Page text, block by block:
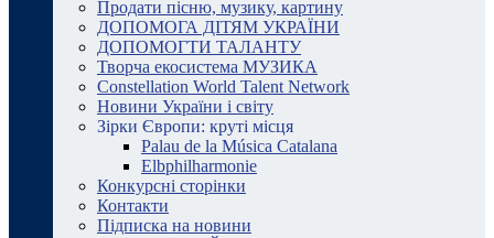
Продати пісню, музику, картину
ДОПОМОГА ДІТЯМ УКРАЇНИ
ДОПОМОГТИ ТАЛАНТУ
Творча екосистема МУЗИКА
Constellation World Talent Network
Новини України і світу
Зірки Європи: круті місця
Palau de la Música Catalana
Elbphilharmonie
Конкурсні сторінки
Контакти
Підписка на новини